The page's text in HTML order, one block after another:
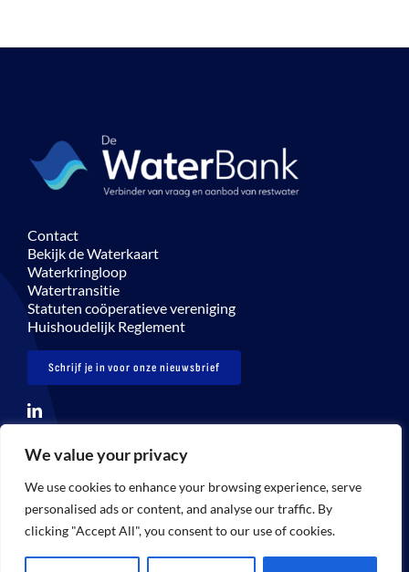
We value your privacy
We use cookies to enhance your browsing experience, serve
personalised ads or content, and analyse our traffic. By
clicking "Accept All", you consent to our use of cookies.
Contact
Bekijk de Waterkaart
Waterkringloop
Watertransitie
Statuten coöperatieve vereniging
Huishoudelijk Reglement
Schrijf je in voor onze nieuwsbrief
© Copyright 2026 De Waterbank – info@dewaterbank.nl
Disclaimer Privacybeleid Gebruikersvoorwaarden